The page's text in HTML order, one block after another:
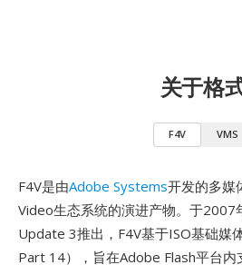
关于格
F4V VMS
F4V是由Adobe Systems开发的多媒
Video生态系统的演进产物。于2007
Update 3推出，F4V基于ISO基础媒
Part 14），旨在Adobe Flash平台